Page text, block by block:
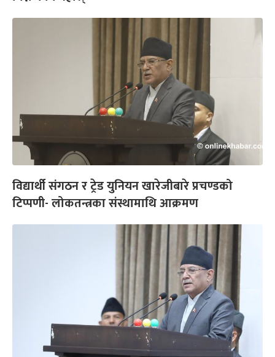
विद्यार्थी संगठन र ट्रेड युनियन खारेजीबारे प्रचण्डको
टिप्पणी- लोकतन्त्रका संस्थामाथि आक्रमण